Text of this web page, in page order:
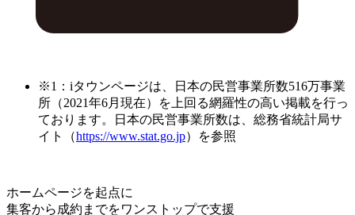
※1：iタウンページは、日本の民営事業所数516万事業
所（2021年6月現在）を上回る網羅性の高い掲載を行っ
ております。日本の民営事業所数は、総務省統計局サ
イト（https://www.stat.go.jp）を参照
ホームページを起点に
集客から成約までをワンストップで支援